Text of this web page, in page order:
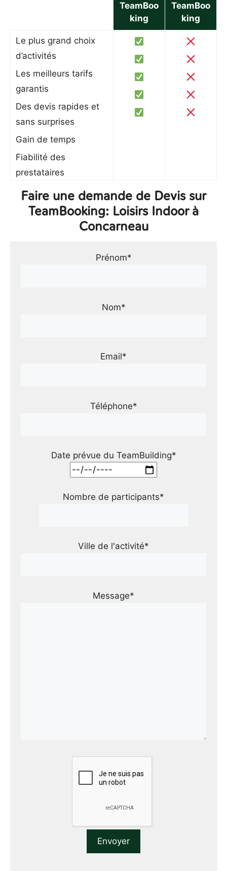
TeamBoo
king
TeamBoo
king
Le plus grand choix
d’activités
Les meilleurs tarifs
garantis
Des devis rapides et
sans surprises
Gain de temps
Fiabilité des
prestataires
Faire une demande de Devis sur
TeamBooking: Loisirs Indoor à
Concarneau
Prénom*
Nom*
Email*
Téléphone*
Date prévue du TeamBuilding*
Nombre de participants*
Ville de l'activité*
Message*